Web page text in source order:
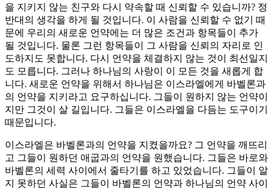
을 지키지 않는 친구와 다시 약속할 때 신뢰할 수 있습니까? 정
반대의 생각을 하게 될 것입니다. 이 사람을 신뢰할 수 없기 때
문에 우리의 새로운 언약에는 더 많은 조건과 항목들이 추가
될 것입니다. 물론 그런 항목들이 그 사람을 신뢰의 자리로 인
도하지도 못합니다. 다시 언약을 체결하지 않는 것이 최선일지
도 모릅니다. 그러나 하나님의 사랑이 이 모든 것을 새롭게 합
니다. 새로운 언약을 위해서 하나님은 이스라엘에게 바벨론과
의 언약을 지키라고 요구하십니다. 그들이 원하지 않는 언약이
지만 그것이 살 길입니다. 그들은 이스라엘을 다듬는 도구이기
때문입니다.
이스라엘은 바벨론과의 언약을 지켰을까요? 그 언약을 깨뜨리
고 그들이 원하던 애굽과의 언약을 원했습니다. 그들은 바로와
바벨론의 세력 사이에서 줄타기를 하고 있었습니다. 그들이 알
지 못하던 사실은 그들이 바벨론의 언약과 하나님의 언약 사이